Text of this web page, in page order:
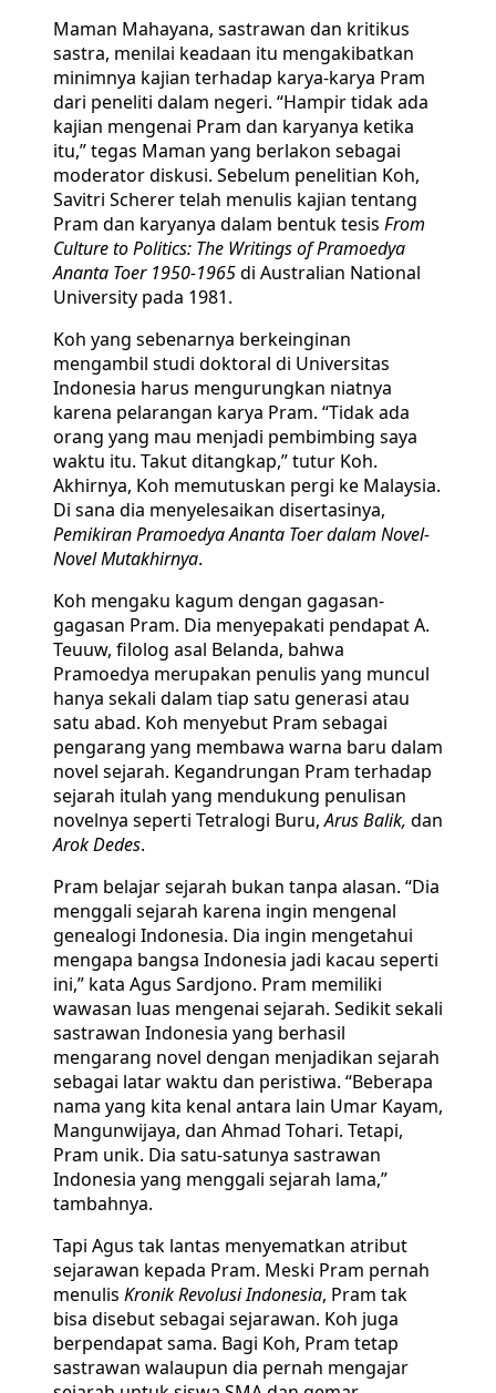
Maman Mahayana, sastrawan dan kritikus
sastra, menilai keadaan itu mengakibatkan
minimnya kajian terhadap karya-karya Pram
dari peneliti dalam negeri. “Hampir tidak ada
kajian mengenai Pram dan karyanya ketika
itu,” tegas Maman yang berlakon sebagai
moderator diskusi. Sebelum penelitian Koh,
Savitri Scherer telah menulis kajian tentang
Pram dan karyanya dalam bentuk tesis From
Culture to Politics: The Writings of Pramoedya
Ananta Toer 1950-1965di Australian National
University pada 1981.
Koh yang sebenarnya berkeinginan
mengambil studi doktoral di Universitas
Indonesia harus mengurungkan niatnya
karena pelarangan karya Pram. “Tidak ada
orang yang mau menjadi pembimbing saya
waktu itu. Takut ditangkap,” tutur Koh.
Akhirnya, Koh memutuskan pergi ke Malaysia.
Di sana dia menyelesaikan disertasinya,
Pemikiran Pramoedya Ananta Toer dalam Novel-
Novel Mutakhirnya.
Koh mengaku kagum dengan gagasan-
gagasan Pram. Dia menyepakati pendapat A.
Teuuw, filolog asal Belanda, bahwa
Pramoedya merupakan penulis yang muncul
hanya sekali dalam tiap satu generasi atau
satu abad. Koh menyebut Pram sebagai
pengarang yang membawa warna baru dalam
novel sejarah. Kegandrungan Pram terhadap
sejarah itulah yang mendukung penulisan
novelnya seperti Tetralogi Buru,Arus Balik, dan
Arok Dedes.
Pram belajar sejarah bukan tanpa alasan. “Dia
menggali sejarah karena ingin mengenal
genealogi Indonesia. Dia ingin mengetahui
mengapa bangsa Indonesia jadi kacau seperti
ini,” kata Agus Sardjono. Pram memiliki
wawasan luas mengenai sejarah. Sedikit sekali
sastrawan Indonesia yang berhasil
mengarang novel dengan menjadikan sejarah
sebagai latar waktu dan peristiwa. “Beberapa
nama yang kita kenal antara lain Umar Kayam,
Mangunwijaya, dan Ahmad Tohari. Tetapi,
Pram unik. Dia satu-satunya sastrawan
Indonesia yang menggali sejarah lama,”
tambahnya.
Tapi Agus tak lantas menyematkan atribut
sejarawan kepada Pram. Meski Pram pernah
menulis Kronik Revolusi Indonesia, Pram tak
bisa disebut sebagai sejarawan. Koh juga
berpendapat sama. Bagi Koh, Pram tetap
sastrawan walaupun dia pernah mengajar